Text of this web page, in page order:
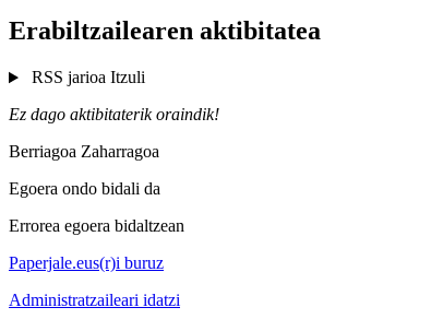
Erabiltzailearen aktibitatea
RSS jarioa Itzuli
Ez dago aktibitaterik oraindik!
Berriagoa Zaharragoa
Egoera ondo bidali da
Errorea egoera bidaltzean
Paperjale.eus(r)i buruz
Administratzaileari idatzi